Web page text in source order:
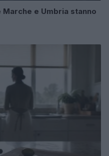
e Umbria stanno